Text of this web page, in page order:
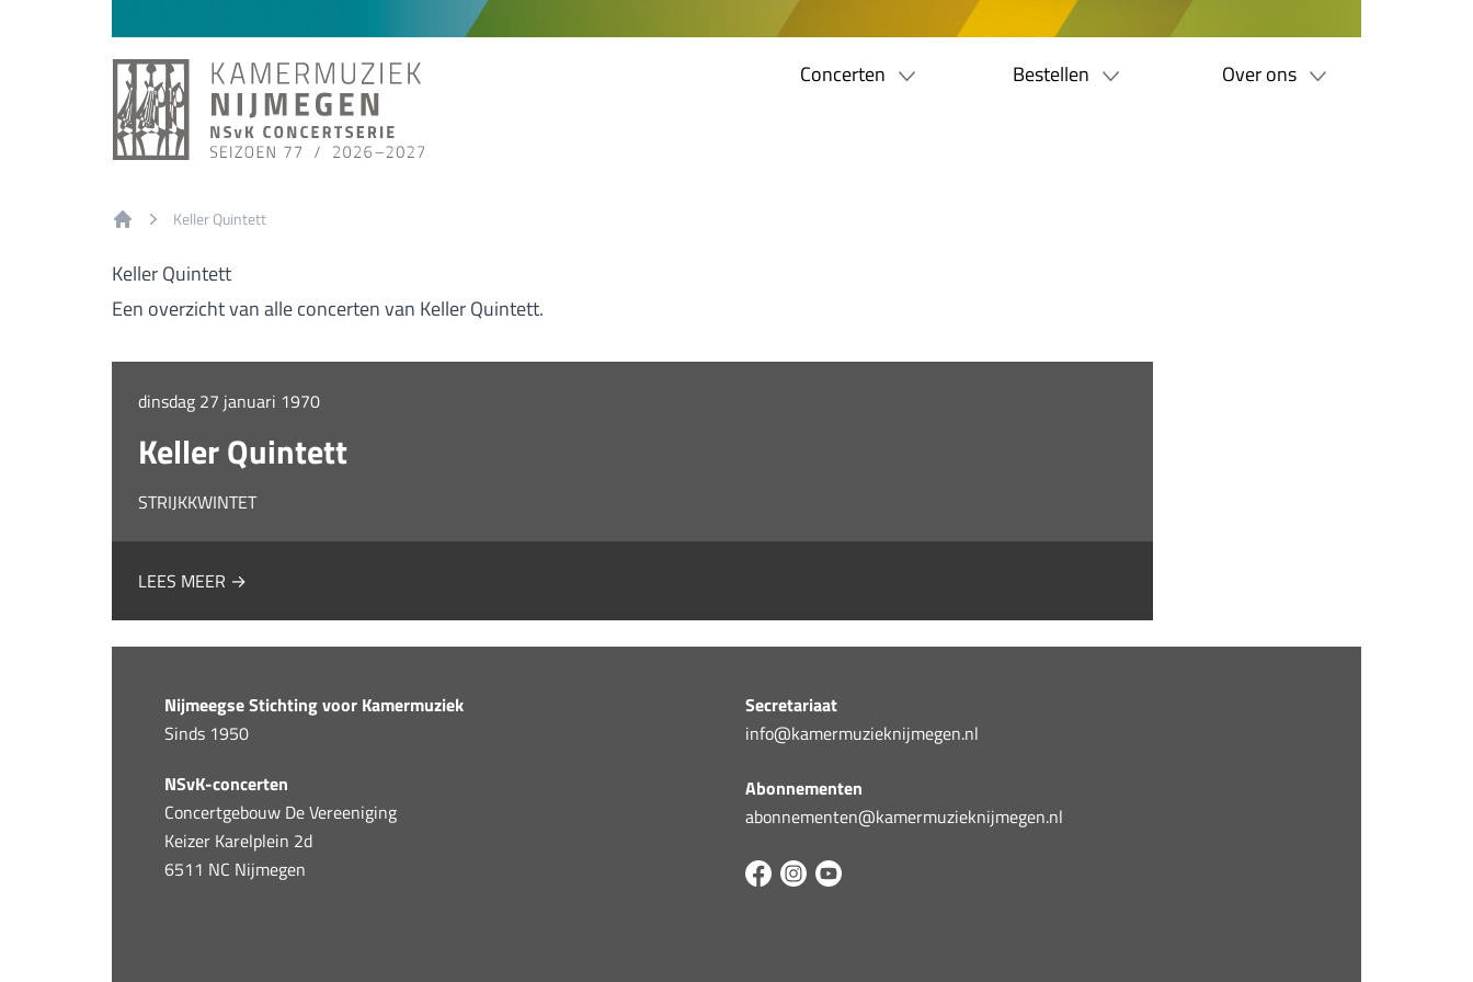
Concerten Bestellen Over ons
Keller Quintett
Keller Quintett
Een overzicht van alle concerten van Keller Quintett.
dinsdag 27 januari 1970
Keller Quintett
STRIJKKWINTET
LEES MEER →
Nijmeegse Stichting voor Kamermuziek
Sinds 1950
NSvK-concerten
Concertgebouw De Vereeniging
Keizer Karelplein 2d
6511 NC Nijmegen
Secretariaat
info@kamermuzieknijmegen.nl
Abonnementen
abonnementen@kamermuzieknijmegen.nl